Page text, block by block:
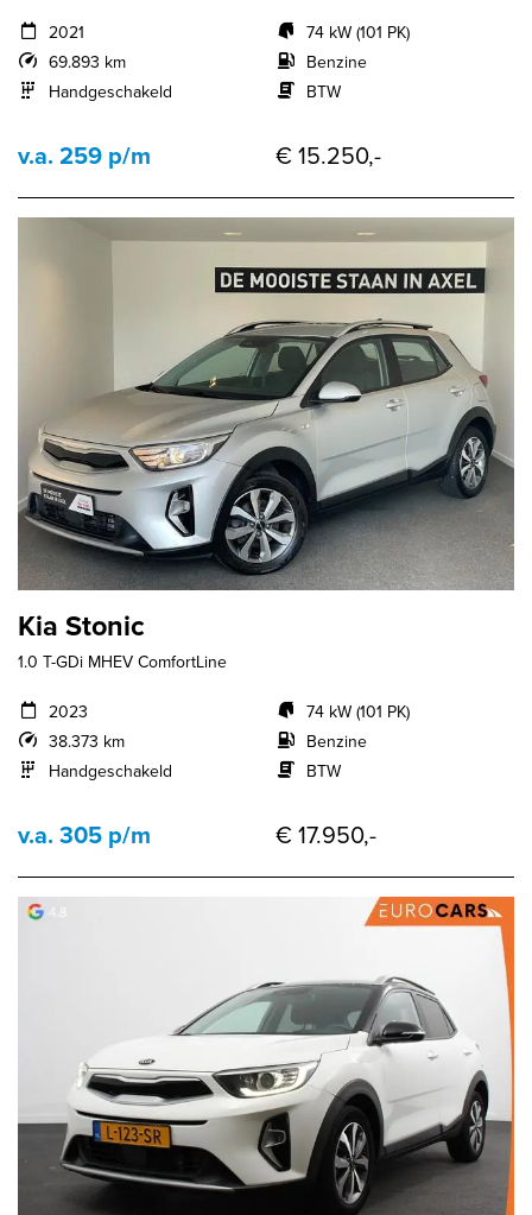
2021
69.893 km
Handgeschakeld
74 kW (101 PK)
Benzine
BTW
v.a. 259 p/m € 15.250,-
Kia Stonic
1.0 T-GDi MHEV ComfortLine
2023
38.373 km
Handgeschakeld
74 kW (101 PK)
Benzine
BTW
v.a. 305 p/m € 17.950,-